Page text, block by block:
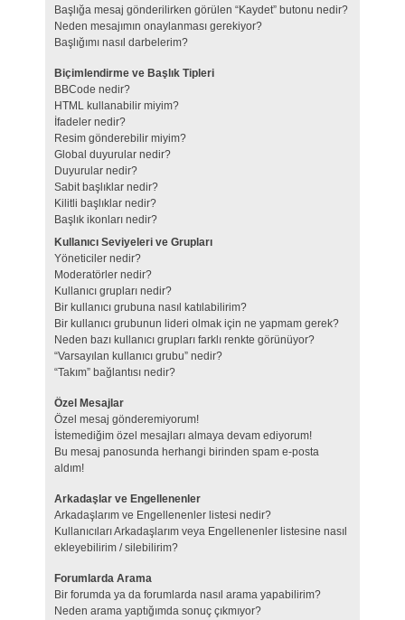
Başlığa mesaj gönderilirken görülen “Kaydet” butonu nedir?
Neden mesajımın onaylanması gerekiyor?
Başlığımı nasıl darbelerim?
Biçimlendirme ve Başlık Tipleri
BBCode nedir?
HTML kullanabilir miyim?
İfadeler nedir?
Resim gönderebilir miyim?
Global duyurular nedir?
Duyurular nedir?
Sabit başlıklar nedir?
Kilitli başlıklar nedir?
Başlık ikonları nedir?
Kullanıcı Seviyeleri ve Grupları
Yöneticiler nedir?
Moderatörler nedir?
Kullanıcı grupları nedir?
Bir kullanıcı grubuna nasıl katılabilirim?
Bir kullanıcı grubunun lideri olmak için ne yapmam gerek?
Neden bazı kullanıcı grupları farklı renkte görünüyor?
“Varsayılan kullanıcı grubu” nedir?
“Takım” bağlantısı nedir?
Özel Mesajlar
Özel mesaj gönderemiyorum!
İstemediğim özel mesajları almaya devam ediyorum!
Bu mesaj panosunda herhangi birinden spam e-posta
aldım!
Arkadaşlar ve Engellenenler
Arkadaşlarım ve Engellenenler listesi nedir?
Kullanıcıları Arkadaşlarım veya Engellenenler listesine nasıl
ekleyebilirim / silebilirim?
Forumlarda Arama
Bir forumda ya da forumlarda nasıl arama yapabilirim?
Neden arama yaptığımda sonuç çıkmıyor?